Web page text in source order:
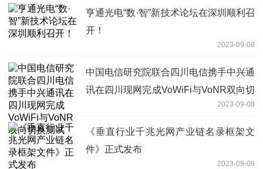
亨通光电“数·智”新技术论坛在深圳顺利召
开！
2023-09-08
中国电信研究院联合四川电信携手中兴通
讯在四川现网完成VoWiFi与VoNR双向切
2023-09-08
《垂直行业千兆光网产业链名录框架文
件》正式发布
2023-09-08